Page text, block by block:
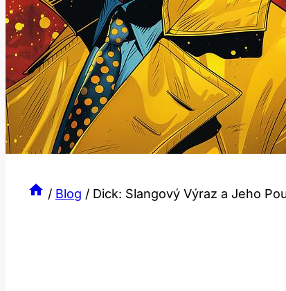
/ Blog / Dick: Slangový Výraz a Jeho